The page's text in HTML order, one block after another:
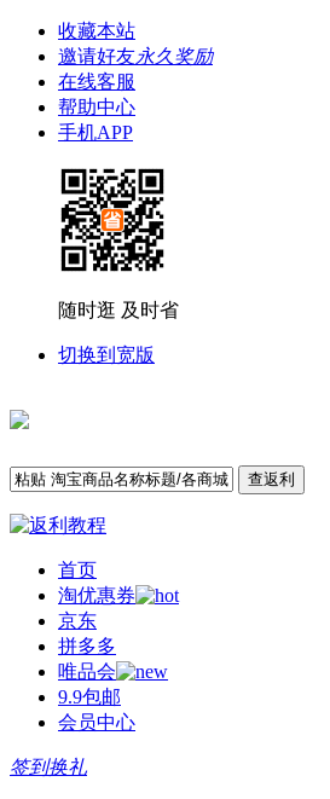
收藏本站
邀请好友永久奖励
在线客服
帮助中心
手机APP
随时逛 及时省
切换到宽版
查返利
首页
淘优惠券
京东
拼多多
唯品会
9.9包邮
会员中心
签到换礼